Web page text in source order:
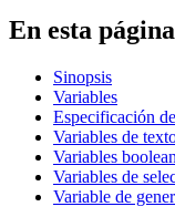
En esta página
Sinopsis
Variables
Especificación
Variables de
Variables
Variables de
Variable de